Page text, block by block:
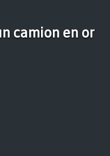
camion en or